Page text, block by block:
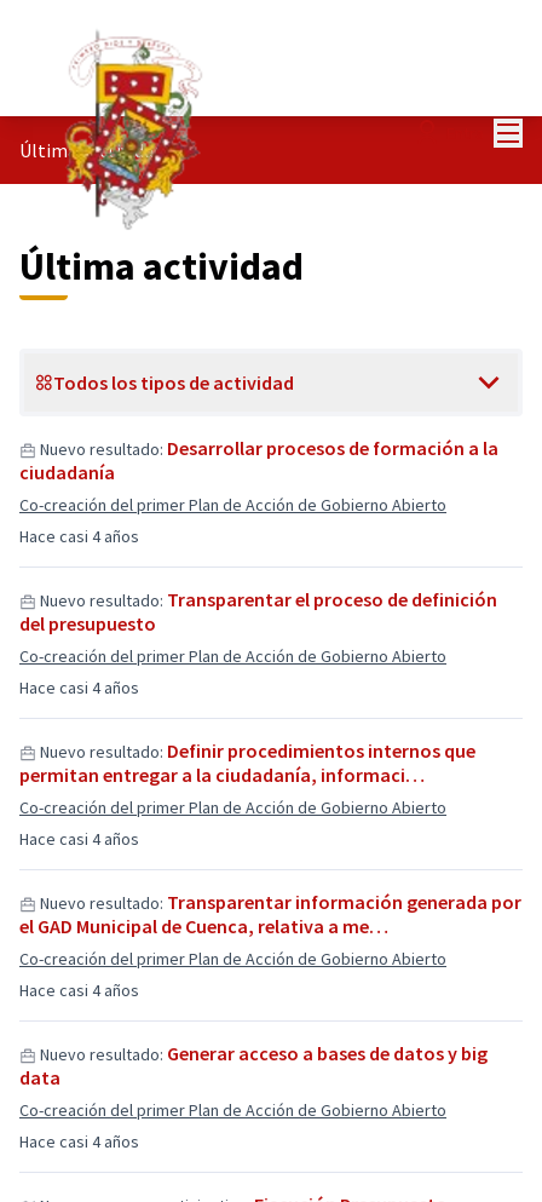
Últimas actividades
Última actividad
Todos los tipos de actividad
Hace casi 4 años
Nuevo resultado: Desarrollar procesos de formación a la
ciudadanía
Co-creación del primer Plan de Acción de Gobierno Abierto
Hace casi 4 años
Nuevo resultado: Transparentar el proceso de definición
del presupuesto
Co-creación del primer Plan de Acción de Gobierno Abierto
Hace casi 4 años
Nuevo resultado: Definir procedimientos internos que
permitan entregar a la ciudadanía, informaci…
Co-creación del primer Plan de Acción de Gobierno Abierto
Hace casi 4 años
Nuevo resultado: Transparentar información generada por
el GAD Municipal de Cuenca, relativa a me…
Co-creación del primer Plan de Acción de Gobierno Abierto
Hace casi 4 años
Nuevo resultado: Generar acceso a bases de datos y big
data
Co-creación del primer Plan de Acción de Gobierno Abierto